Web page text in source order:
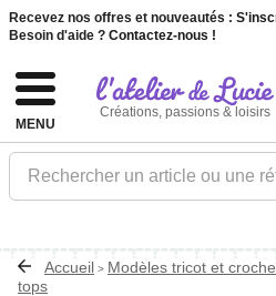
Recevez nos offres et nouveautés :
Besoin d'aide ? Contactez-nous !
MENU
Créations, passions & loisirs
Rechercher un article ou une
Accueil > Modèles tricot et
tops